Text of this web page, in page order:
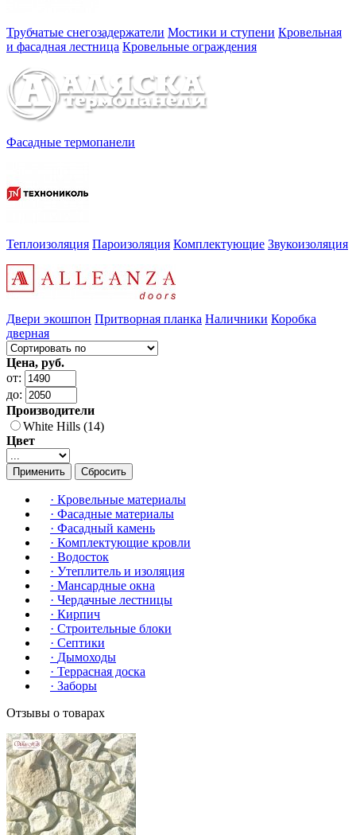
Трубчатые снегозадержатели Мостики и ступени Кровельная
и фасадная лестница Кровельные ограждения
Фасадные термопанели
Теплоизоляция Пароизоляция Комплектующие Звукоизоляция
Двери экошпон Притворная планка Наличники Коробка
дверная
Цена, руб.
от:
до:
Производители
White Hills (14)
Цвет
Применить Сбросить
· Кровельные материалы
· Фасадные материалы
· Фасадный камень
· Комплектующие кровли
· Водосток
· Утеплитель и изоляция
· Мансардные окна
· Чердачные лестницы
· Кирпич
· Строительные блоки
· Септики
· Дымоходы
· Террасная доска
· Заборы
Отзывы о товарах